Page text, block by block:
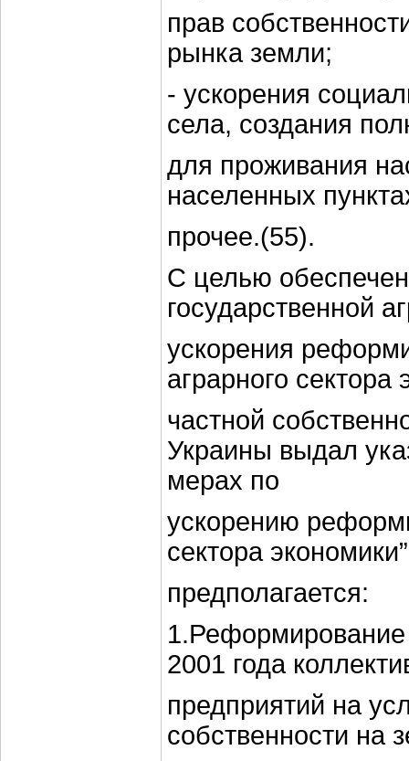
прав
рынка земли;
- ускорения
села, создания
для проживания
населенных
прочее.(55).
С целью
государственной
ускорения
аграрного
частной
Украины выдал
мерах по
ускорению
сектора
предполагается:
2001 года
предприятий на
собственности на